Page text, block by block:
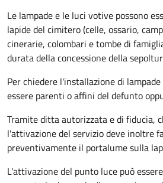
Le lampade e le luci votive possono
lapide del cimitero (celle, ossario,
cinerarie, colombari e tombe di
durata della concessione della
Per chiedere l'installazione di
essere parenti o affini del defunto
Tramite ditta autorizzata e di fiducia,
l'attivazione del servizio deve inoltre
preventivamente il portalume sulla
L'attivazione del punto luce può